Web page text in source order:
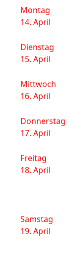
Montag
14. April
Dienstag
15. April
Mittwoch
16. April
Donnerstag
17. April
Freitag
18. April
Samstag
19. April